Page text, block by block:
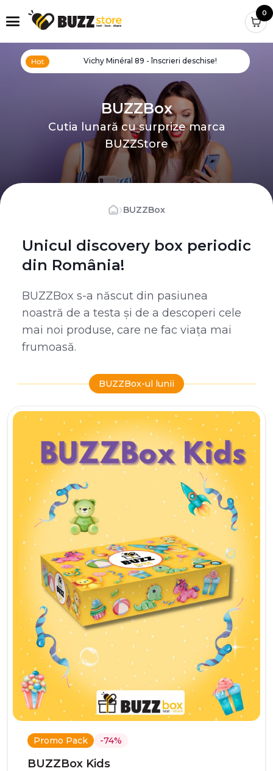
0
Vichy Minéral 89 - înscrieri deschise!
BUZZBox
Cutia lunară cu surprize marca
BUZZStore
›BUZZBox
Unicul discovery box periodic
din România!
BUZZBox s-a născut din pasiunea
noastră de a testa și de a descoperi cele
mai noi produse, care ne fac viața mai
frumoasă.
BUZZBox-ul lunii
Promo Pack -74%
BUZZBox Kids